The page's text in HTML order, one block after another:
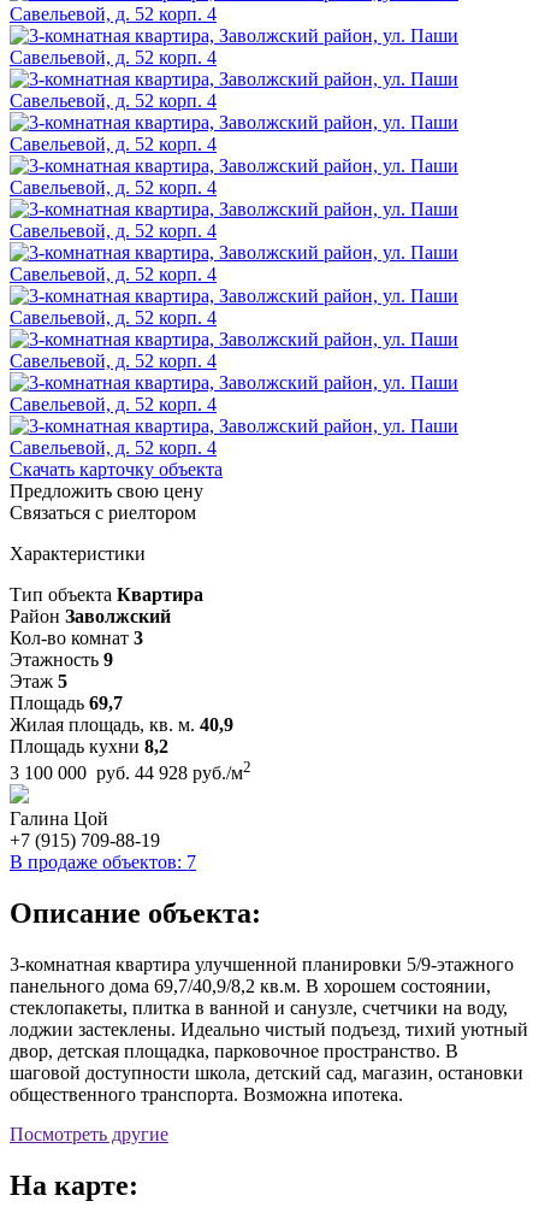
Скачать карточку объекта
Предложить свою цену
Связаться с риелтором
Характеристики
Тип объекта Квартира
Район Заволжский
Кол-во комнат 3
Этажность 9
Этаж 5
Площадь 69,7
Жилая площадь, кв. м. 40,9
Площадь кухни 8,2
3 100 000 руб. 44 928 руб./м2
Галина Цой
+7 (915) 709-88-19
В продаже объектов: 7
Описание объекта:
3-комнатная квартира улучшенной планировки 5/9-этажного
панельного дома 69,7/40,9/8,2 кв.м. В хорошем состоянии,
стеклопакеты, плитка в ванной и санузле, счетчики на воду,
лоджии застеклены. Идеально чистый подъезд, тихий уютный
двор, детская площадка, парковочное пространство. В
шаговой доступности школа, детский сад, магазин, остановки
общественного транспорта. Возможна ипотека.
Посмотреть другие
На карте: